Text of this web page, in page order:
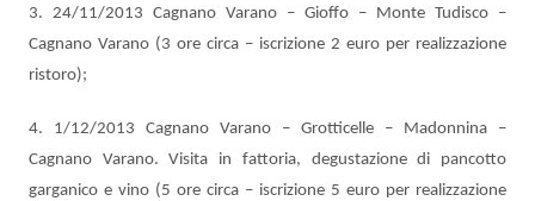
3. 24/11/2013 Cagnano Varano – Gioffo – Monte Tudisco –
Cagnano Varano (3 ore circa – iscrizione 2 euro per realizzazione
ristoro);
4. 1/12/2013 Cagnano Varano – Grotticelle – Madonnina –
Cagnano Varano. Visita in fattoria, degustazione di pancotto
garganico e vino (5 ore circa – iscrizione 5 euro per realizzazione